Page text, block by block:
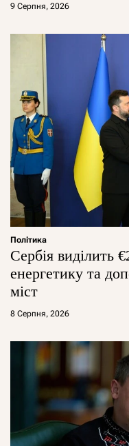
9 Серпня, 2026
Політика
Сербія виділить
енергетику та
міст
8 Серпня, 2026